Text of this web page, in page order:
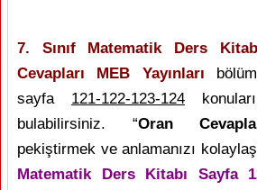
7. Sınıf Matematik Ders
Cevapları MEB Yayınları
sayfa 121-122-123-124
bulabilirsiniz. “Oran
pekiştirmek ve anlamanızı
Matematik Ders Kitabı Sayfa